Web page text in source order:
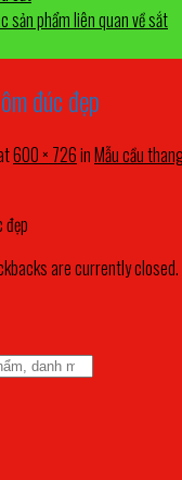
sản phẩm liên quan về sắt
đúc đẹp
600 × 726inMẫu cầu
đẹp
are currently closed.